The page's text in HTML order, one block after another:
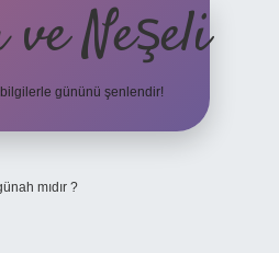
ve Neşeli
bilgilerle gününü şenlendir!
mıdır ?